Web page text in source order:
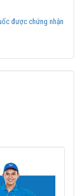
và sử dụng
được chứng nhận